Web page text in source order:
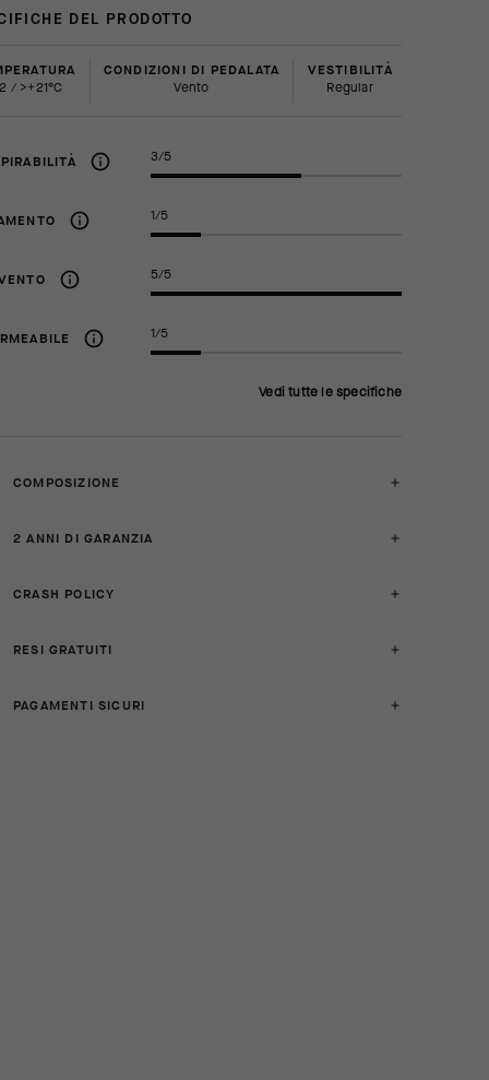
DEL PRODOTTO
/ >+21°C
CONDIZIONI DI PEDALATA
Vento
VESTIBILITÀ
regular
3/5
1/5
5/5
1/5
Vedi tutte le specifiche
COMPOSIZIONE
2 ANNI DI GARANZIA
CRASH POLICY
RESI GRATUITI
PAGAMENTI SICURI